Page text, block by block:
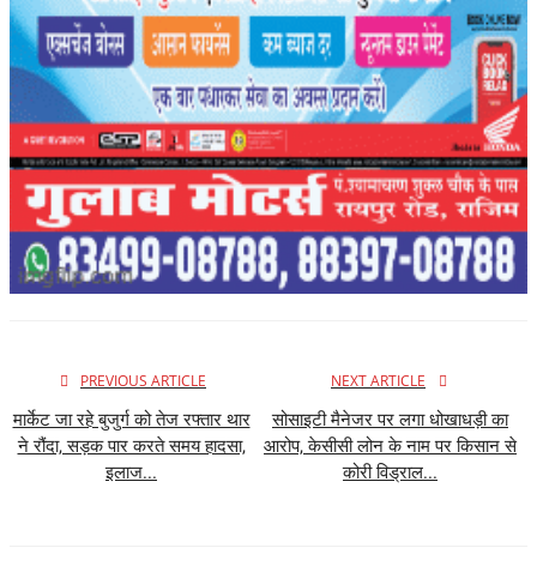
PREVIOUS ARTICLE
मार्केट जा रहे बुजुर्ग को तेज रफ्तार थार
ने रौंदा, सड़क पार करते समय हादसा,
इलाज...
NEXT ARTICLE
सोसाइटी मैनेजर पर लगा धोखाधड़ी का
आरोप, केसीसी लोन के नाम पर किसान से
कोरी विड्राल...